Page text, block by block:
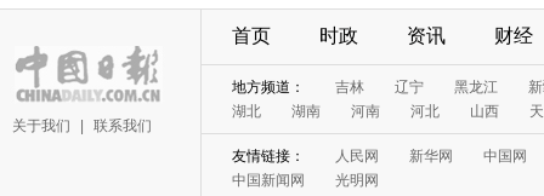
关于我们 联系我们
首页 时政 资讯 财经
地方频道： 吉林 辽宁 黑龙江
湖北
湖南 河南 河北 山西
友情链接： 人民网 新华网
中国网
中国新闻网
光明网